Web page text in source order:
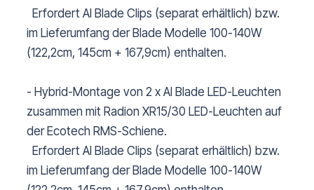
Erfordert AI Blade Clips (separat erhältlich) bzw.
im Lieferumfang der Blade Modelle 100-140W
(122,2cm, 145cm + 167,9cm) enthalten.
- Hybrid-Montage von 2 x AI Blade LED-Leuchten
zusammen mit Radion XR15/30 LED-Leuchten auf
der Ecotech RMS-Schiene.
Erfordert AI Blade Clips (separat erhältlich) bzw.
im Lieferumfang der Blade Modelle 100-140W